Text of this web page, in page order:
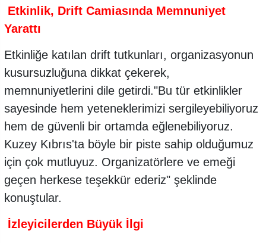
Etkinlik, Drift Camiasında Memnuniyet
Yarattı
Etkinliğe katılan drift tutkunları, organizasyonun
kusursuzluğuna dikkat çekerek,
memnuniyetlerini dile getirdi."Bu tür etkinlikler
sayesinde hem yeteneklerimizi sergileyebiliyoruz
hem de güvenli bir ortamda eğlenebiliyoruz.
Kuzey Kıbrıs'ta böyle bir piste sahip olduğumuz
için çok mutluyuz. Organizatörlere ve emeği
geçen herkese teşekkür ederiz" şeklinde
konuştular.
İzleyicilerden Büyük İlgi